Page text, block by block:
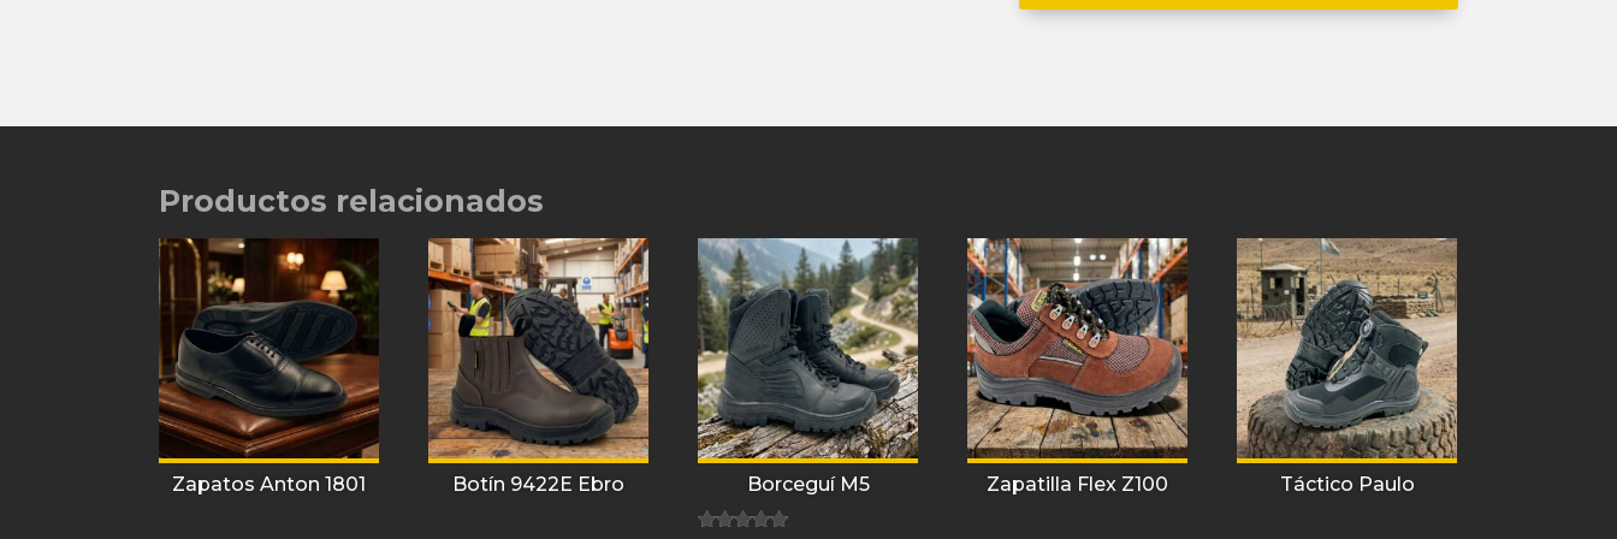
Productos relacionados
Zapatos Anton 1801 Botín 9422E Ebro Borceguí M5 Zapatilla Flex Z100 Táctico Paulo